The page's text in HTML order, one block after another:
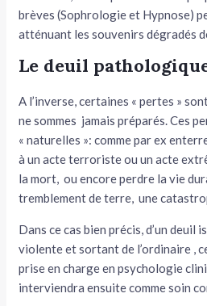
brèves (Sophrologie et Hypnose)
atténuant les souvenirs dégradés
Le deuil
A l’inverse, certaines « pertes »
ne sommes jamais préparés. Ces
« naturelles »: comme par ex
à un acte terroriste ou un acte
la mort, ou encore perdre la vie
tremblement de terre, une
Dans ce cas bien précis, d’un deuil
violente et sortant de l’ordinaire ,
prise en charge en psychologie
interviendra ensuite comme soin